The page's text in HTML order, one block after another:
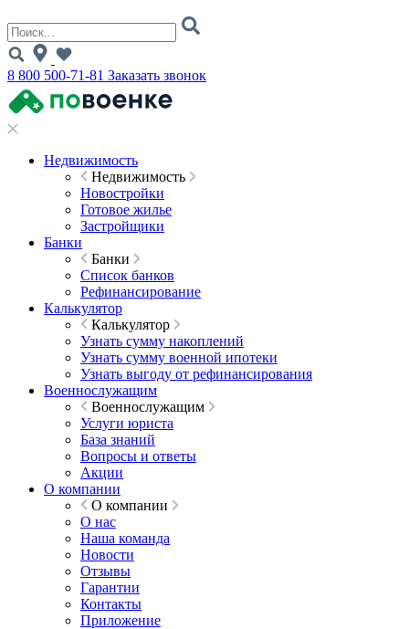
8 800 500-71-81 Заказать звонок
Недвижимость
Недвижимость
Новостройки
Готовое жилье
Застройщики
Банки
Банки
Список банков
Рефинансирование
Калькулятор
Калькулятор
Узнать сумму накоплений
Узнать сумму военной ипотеки
Узнать выгоду от рефинансирования
Военнослужащим
Военнослужащим
Услуги юриста
База знаний
Вопросы и ответы
Акции
О компании
О компании
О нас
Наша команда
Новости
Отзывы
Гарантии
Контакты
Приложение